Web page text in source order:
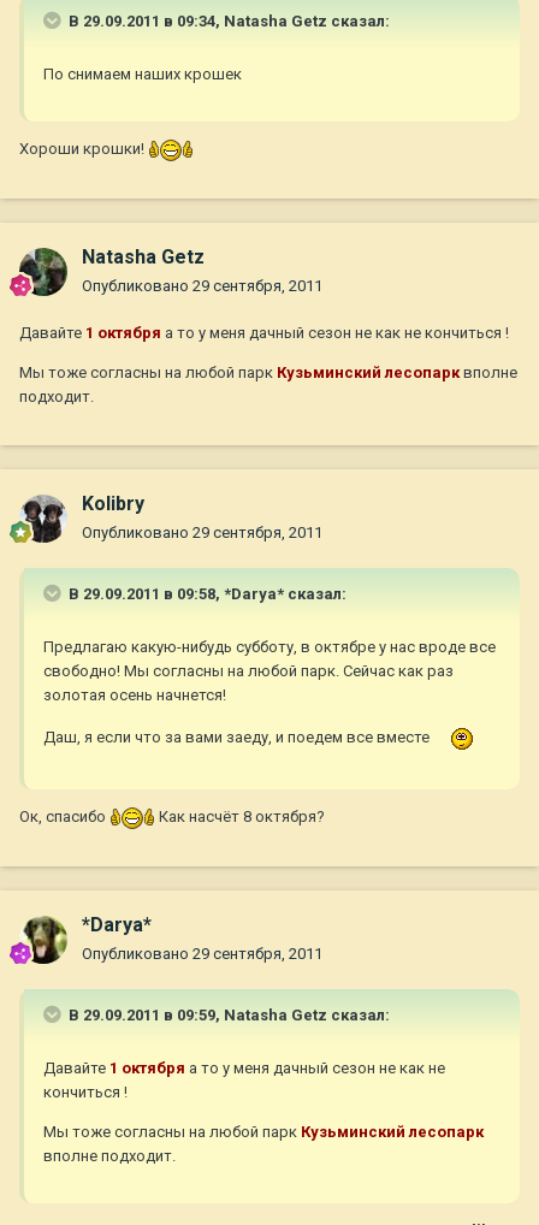
В 29.09.2011 в 09:34, Natasha Getz сказал:
По снимаем наших крошек
Хороши крошки!
Natasha Getz
Опубликовано 29 сентября, 2011
Давайте 1 октября а то у меня дачный сезон не как не кончиться !
Мы тоже согласны на любой парк Кузьминский лесопарквполне
подходит.
Kolibry
Опубликовано 29 сентября, 2011
В 29.09.2011 в 09:58, *Darya* сказал:
Предлагаю какую-нибудь субботу, в октябре у нас вроде все
свободно! Мы согласны на любой парк. Сейчас как раз
золотая осень начнется!
Даш, я если что за вами заеду, и поедем все вместе
Ок, спасибо Как насчёт 8 октября?
*Darya*
Опубликовано 29 сентября, 2011
В 29.09.2011 в 09:59, Natasha Getz сказал:
Давайте 1 октября а то у меня дачный сезон не как не
кончиться !
Мы тоже согласны на любой парк Кузьминский лесопарк
вполне подходит.